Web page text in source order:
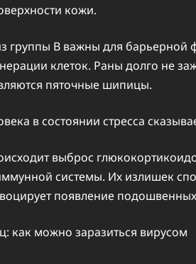
кожи.
группы В важны для барьерной
клеток. Раны долго не
пяточные шипицы.
в состоянии стресса
выброс
системы. Их излишек
появление